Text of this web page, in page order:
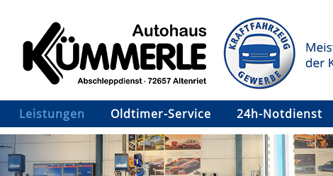
Leistungen Oldtimer-Service 24h-Notdienst